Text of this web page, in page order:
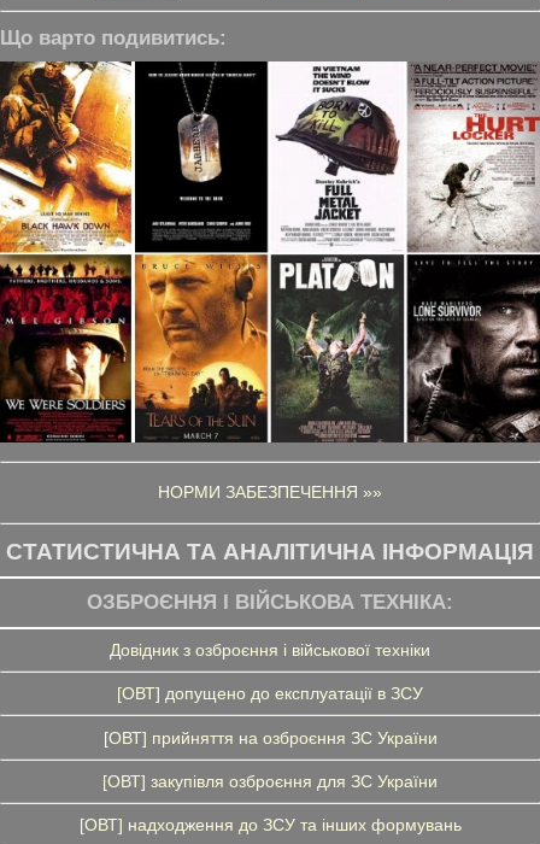
Що варто подивитись:
НОРМИ ЗАБЕЗПЕЧЕННЯ »»
СТАТИСТИЧНА ТА АНАЛІТИЧНА ІНФОРМАЦІЯ
ОЗБРОЄННЯ І ВІЙСЬКОВА ТЕХНІКА:
Довідник з озброєння і військової техніки
[ОВТ] допущено до експлуатації в ЗСУ
[ОВТ] прийняття на озброєння ЗС України
[ОВТ] закупівля озброєння для ЗС України
[ОВТ] надходження до ЗСУ та інших формувань